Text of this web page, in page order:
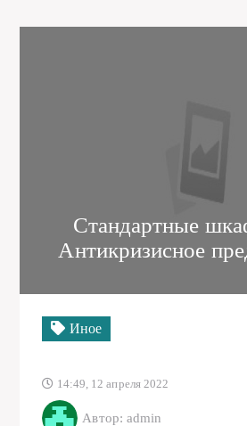
Стандартные
Антикризисное
Иное
14:49, 12 апреля 2022
Автор: admin